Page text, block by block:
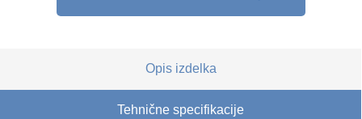
Opis izdelka
Tehnične specifikacije